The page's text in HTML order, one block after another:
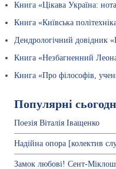
Книга «Цікава Україна:
Книга «Київська
Дендрологічний довідник
Книга «Незбагненний
Книга «Про філософів,
Популярні
Поезія Віталія Іващенко
Надійна опора [колектив
Замок любові! Сент-